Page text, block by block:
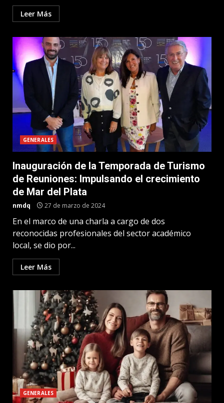
Leer Más
GENERALES
Inauguración de la Temporada de Turismo
de Reuniones: Impulsando el crecimiento
de Mar del Plata
nmdq 27 de marzo de 2024
En el marco de una charla a cargo de dos
reconocidas profesionales del sector académico
local, se dio por...
Leer Más
GENERALES